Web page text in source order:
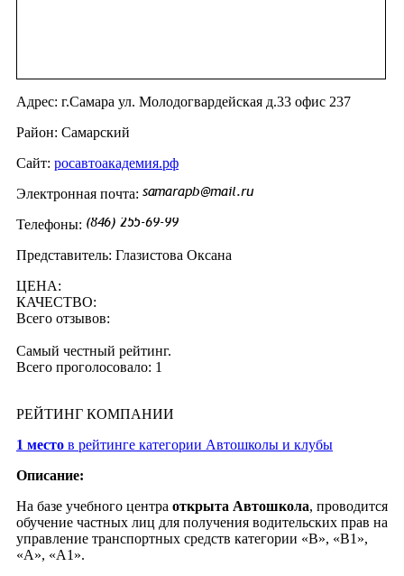
Адрес: г.Самара ул. Молодогвардейская д.33 офис 237
Район: Самарский
Сайт: росавтоакадемия.рф
Электронная почта:
Телефоны:
Представитель: Глазистова Оксана
ЦЕНА:
КАЧЕСТВО:
Всего отзывов:
Самый честный рейтинг.
Всего проголосовало: 1
РЕЙТИНГ КОМПАНИИ
1 место в рейтинге категории Автошколы и клубы
Описание:
На базе учебного центра открыта Автошкола, проводится
обучение частных лиц для получения водительских прав на
управление транспортных средств категории «В», «В1»,
«А», «А1».